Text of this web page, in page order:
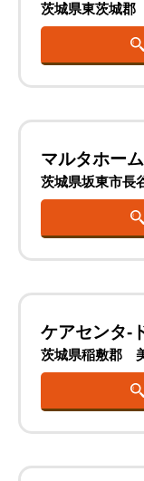
茨城県東茨城郡
マルタホーム
茨城県坂東市長
ケアセンタ-
茨城県稲敷郡